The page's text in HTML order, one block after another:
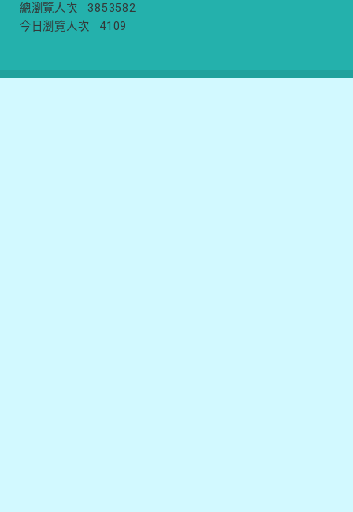
總瀏覽人次
3853582
今日瀏覽人次
4109